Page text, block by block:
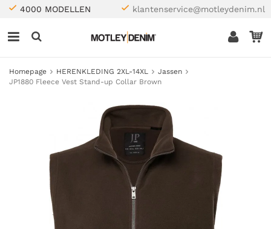
4000 MODELLEN klantenservice@motleydenim.nl
Homepage HERENKLEDING 2XL-14XL
Jassen
JP1880 Fleece Vest Stand-up Collar Brown